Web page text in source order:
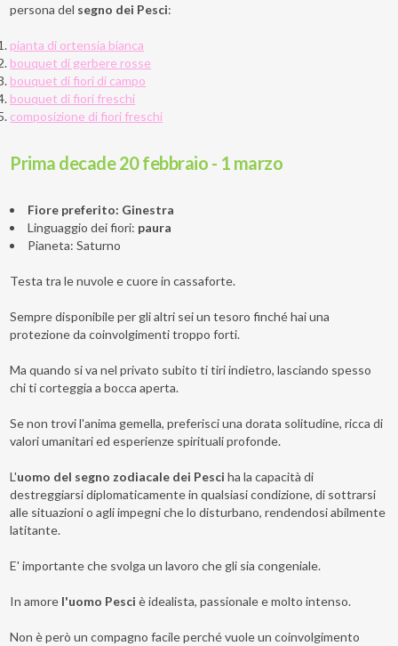
persona del segno dei Pesci:
pianta di ortensia bianca
bouquet di gerbere rosse
bouquet di fiori di campo
bouquet di fiori freschi
composizione di fiori freschi
Prima decade 20 febbraio - 1 marzo
Fiore preferito: Ginestra
Linguaggio dei fiori: paura
Pianeta: Saturno
Testa tra le nuvole e cuore in cassaforte.
Sempre disponibile per gli altri sei un tesoro finché hai una
protezione da coinvolgimenti troppo forti.
Ma quando si va nel privato subito ti tiri indietro, lasciando spesso
chi ti corteggia a bocca aperta.
Se non trovi l'anima gemella, preferisci una dorata solitudine, ricca di
valori umanitari ed esperienze spirituali profonde.
L'uomo del segno zodiacale dei Pesci ha la capacità di
destreggiarsi diplomaticamente in qualsiasi condizione, di sottrarsi
alle situazioni o agli impegni che lo disturbano, rendendosi abilmente
latitante.
E' importante che svolga un lavoro che gli sia congeniale.
In amore l'uomo Pesci è idealista, passionale e molto intenso.
Non è però un compagno facile perché vuole un coinvolgimento